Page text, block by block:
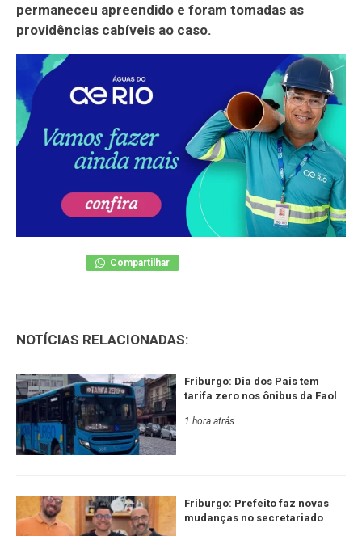
permaneceu apreendido e foram tomadas as
providências cabíveis ao caso.
Compartilhar
NOTÍCIAS RELACIONADAS:
Friburgo: Dia dos Pais tem
tarifa zero nos ônibus da Faol
1 hora atrás
Friburgo: Prefeito faz novas
mudanças no secretariado